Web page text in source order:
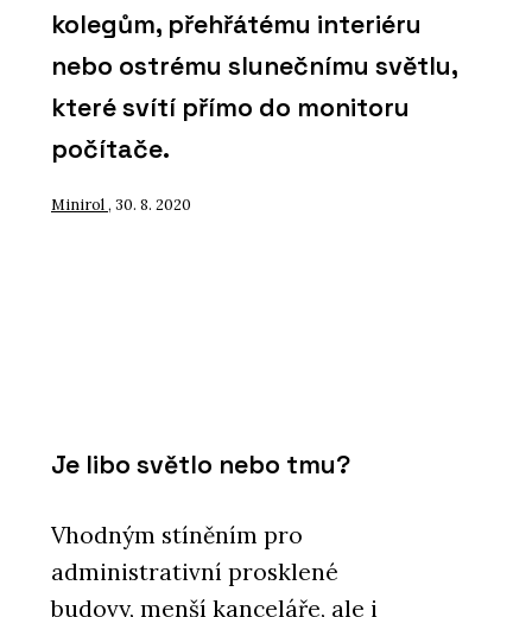
kolegům, přehřátému interiéru
nebo ostrému slunečnímu světlu,
které svítí přímo do monitoru
počítače.
Minirol , 30. 8. 2020
Je libo světlo nebo tmu?
Vhodným stíněním pro
administrativní prosklené
budovy, menší kanceláře, ale i